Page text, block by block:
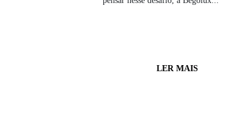
LER MAIS